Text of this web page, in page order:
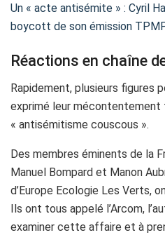
Un « acte antisémite » : Cyril
boycott de son émission
Réactions en chaîne
Rapidement, plusieurs figures
exprimé leur mécontentement
« antisémitisme couscous ».
Des membres éminents de la
Manuel Bompard et Manon
d’Europe Ecologie Les Verts,
Ils ont tous appelé l’Arcom,
examiner cette affaire et à